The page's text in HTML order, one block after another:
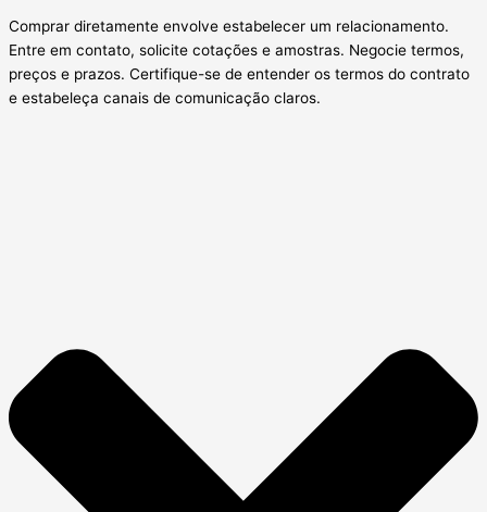
Comprar diretamente envolve estabelecer um relacionamento.
Entre em contato, solicite cotações e amostras. Negocie termos,
preços e prazos. Certifique-se de entender os termos do contrato
e estabeleça canais de comunicação claros.